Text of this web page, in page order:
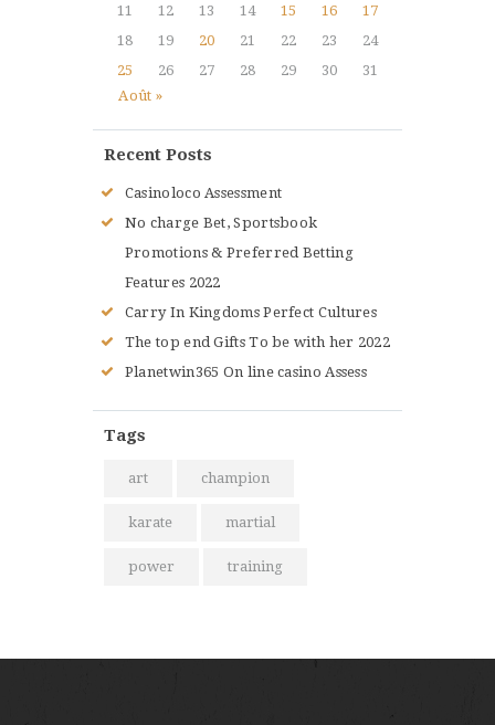
11
12 13 14 15 16
17
18
19 20 21 22 23
24
25
26 27 28 29 30
31
Août »
Recent Posts
Casinoloco Assessment
No charge Bet, Sportsbook
Promotions & Preferred Betting
Features 2022
Carry In Kingdoms Perfect Cultures
The top end Gifts To be with her 2022
Planetwin365 On line casino Assess
Tags
art champion
karate martial
power training